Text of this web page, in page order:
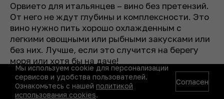
Орвието для итальянцев – вино без претензий.
От него не ждут глубины и комплексности. Это
вино нужно пить хорошо охлажденным с
легкими овощными или рыбными закусками или
без них. Лучше, если это случится на берегу
моря или хотя бы на даче!
Le Coste Bianco R
Мы используем cookie для персонализации
сервисов и удобства пользователей.
Ознакомьтесь с нашей политикой
использования cookies.
Согласен